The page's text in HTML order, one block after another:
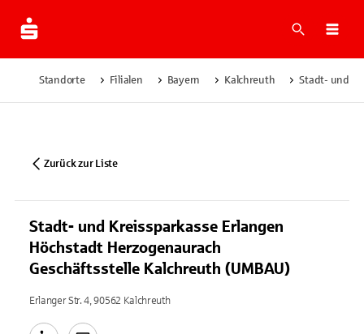
Suche
Standorte Filialen Bayern Kalchreuth Stadt- und
Zurück zur Liste
Stadt- und Kreissparkasse Erlangen
Höchstadt Herzogenaurach
Geschäftsstelle Kalchreuth (UMBAU)
Erlanger Str. 4, 90562 Kalchreuth